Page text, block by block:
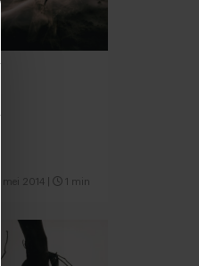
1 mei 2014 1 min